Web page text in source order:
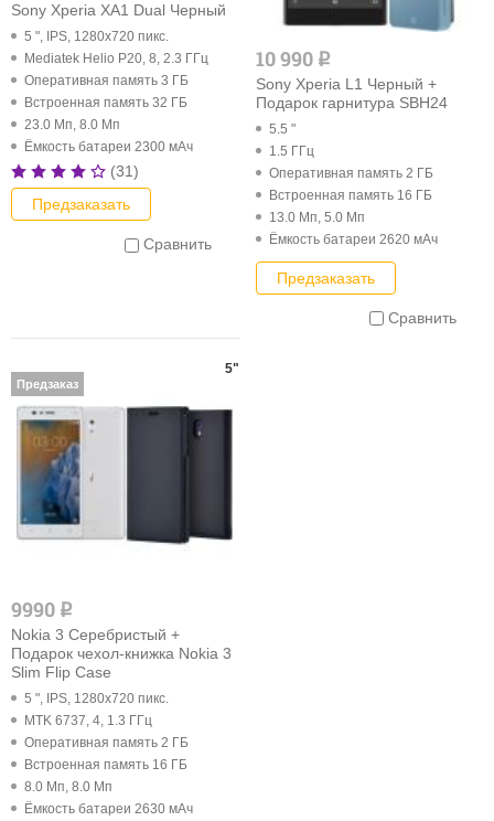
Sony Xperia XA1 Dual Черный
5 ", IPS, 1280x720 пикс.
Mediatek Helio P20, 8, 2.3 ГГц
Оперативная память 3 ГБ
Встроенная память 32 ГБ
23.0 Мп, 8.0 Мп
Ёмкость батареи 2300 мАч
(31)
Предзаказать
Сравнить
10 990 q
Sony Xperia L1 Черный +
Подарок гарнитура SBH24
5.5 "
1.5 ГГц
Оперативная память 2 ГБ
Встроенная память 16 ГБ
13.0 Мп, 5.0 Мп
Ёмкость батареи 2620 мАч
Предзаказать
Сравнить
9990 q
Nokia 3 Серебристый +
Подарок чехол-книжка Nokia 3
Slim Flip Case
5 ", IPS, 1280x720 пикс.
MTK 6737, 4, 1.3 ГГц
Оперативная память 2 ГБ
Встроенная память 16 ГБ
8.0 Мп, 8.0 Мп
Ёмкость батареи 2630 мАч
5"
Предзаказ